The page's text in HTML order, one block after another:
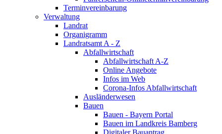
Terminvereinbarung
Verwaltung
Landrat
Organigramm
Landratsamt A - Z
Abfallwirtschaft
Abfallwirtschaft A-Z
Online Angebote
Infos im Web
Corona-Infos Abfallwirtschaft
Ausländerwesen
Bauen
Bauen - Bayern Portal
Bauen im Landkreis Bamberg
Digitaler Bauantrag